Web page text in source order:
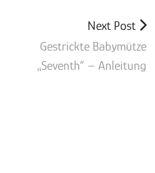
Next Post
Gestrickte Babymütze
„Seventh“ – Anleitung